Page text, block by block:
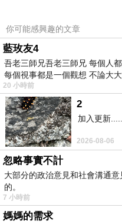
真是省了很多錢!!真
而且聽說這邊是可以
也太方便了吧！！不
文物飯店 (Heritage
如果有興趣到這附近
你可能感興趣的文章
藍玫友4
吾老三師兄吾老三師兄 每個人
每個視事都是一個觀想 不論大
20 小時前
2
加入更新......
2026-08-06
忽略事實不計
大部分的政治意見和社會溝通
的。
7 小時前
媽媽的需求